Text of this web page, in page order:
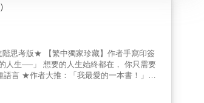
快樂？」